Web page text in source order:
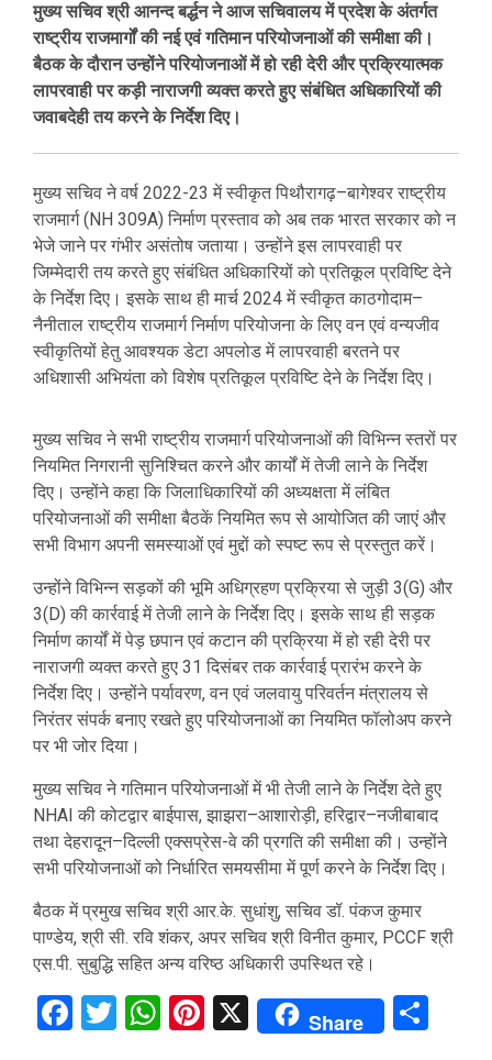
मुख्य सचिव श्री आनन्द बर्द्धन ने आज सचिवालय में प्रदेश के अंतर्गत
राष्ट्रीय राजमार्गों की नई एवं गतिमान परियोजनाओं की समीक्षा की।
बैठक के दौरान उन्होंने परियोजनाओं में हो रही देरी और प्रक्रियात्मक
लापरवाही पर कड़ी नाराजगी व्यक्त करते हुए संबंधित अधिकारियों की
जवाबदेही तय करने के निर्देश दिए।
मुख्य सचिव ने वर्ष 2022-23 में स्वीकृत पिथौरागढ़–बागेश्वर राष्ट्रीय
राजमार्ग (NH 309A) निर्माण प्रस्ताव को अब तक भारत सरकार को न
भेजे जाने पर गंभीर असंतोष जताया। उन्होंने इस लापरवाही पर
जिम्मेदारी तय करते हुए संबंधित अधिकारियों को प्रतिकूल प्रविष्टि देने
के निर्देश दिए। इसके साथ ही मार्च 2024 में स्वीकृत काठगोदाम–
नैनीताल राष्ट्रीय राजमार्ग निर्माण परियोजना के लिए वन एवं वन्यजीव
स्वीकृतियों हेतु आवश्यक डेटा अपलोड में लापरवाही बरतने पर
अधिशासी अभियंता को विशेष प्रतिकूल प्रविष्टि देने के निर्देश दिए।
मुख्य सचिव ने सभी राष्ट्रीय राजमार्ग परियोजनाओं की विभिन्न स्तरों पर
नियमित निगरानी सुनिश्चित करने और कार्यों में तेजी लाने के निर्देश
दिए। उन्होंने कहा कि जिलाधिकारियों की अध्यक्षता में लंबित
परियोजनाओं की समीक्षा बैठकें नियमित रूप से आयोजित की जाएं और
सभी विभाग अपनी समस्याओं एवं मुद्दों को स्पष्ट रूप से प्रस्तुत करें।
उन्होंने विभिन्न सड़कों की भूमि अधिग्रहण प्रक्रिया से जुड़ी 3(G) और
3(D) की कार्रवाई में तेजी लाने के निर्देश दिए। इसके साथ ही सड़क
निर्माण कार्यों में पेड़ छपान एवं कटान की प्रक्रिया में हो रही देरी पर
नाराजगी व्यक्त करते हुए 31 दिसंबर तक कार्रवाई प्रारंभ करने के
निर्देश दिए। उन्होंने पर्यावरण, वन एवं जलवायु परिवर्तन मंत्रालय से
निरंतर संपर्क बनाए रखते हुए परियोजनाओं का नियमित फॉलोअप करने
पर भी जोर दिया।
मुख्य सचिव ने गतिमान परियोजनाओं में भी तेजी लाने के निर्देश देते हुए
NHAI की कोटद्वार बाईपास, झाझरा–आशारोड़ी, हरिद्वार–नजीबाबाद
तथा देहरादून–दिल्ली एक्सप्रेस-वे की प्रगति की समीक्षा की। उन्होंने
सभी परियोजनाओं को निर्धारित समयसीमा में पूर्ण करने के निर्देश दिए।
बैठक में प्रमुख सचिव श्री आर.के. सुधांशु, सचिव डॉ. पंकज कुमार
पाण्डेय, श्री सी. रवि शंकर, अपर सचिव श्री विनीत कुमार, PCCF श्री
एस.पी. सुबुद्धि सहित अन्य वरिष्ठ अधिकारी उपस्थित रहे।
Facebook
Twitter
WhatsApp
Pinterest
X Share